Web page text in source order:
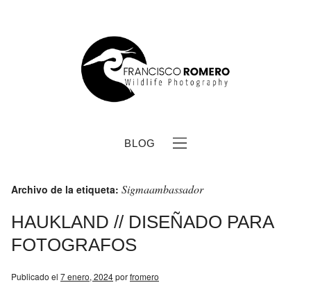
BLOG
Archivo de la etiqueta: Sigmaambassador
HAUKLAND // DISEÑADO PARA
FOTOGRAFOS
Publicado el 7 enero, 2024porfromero